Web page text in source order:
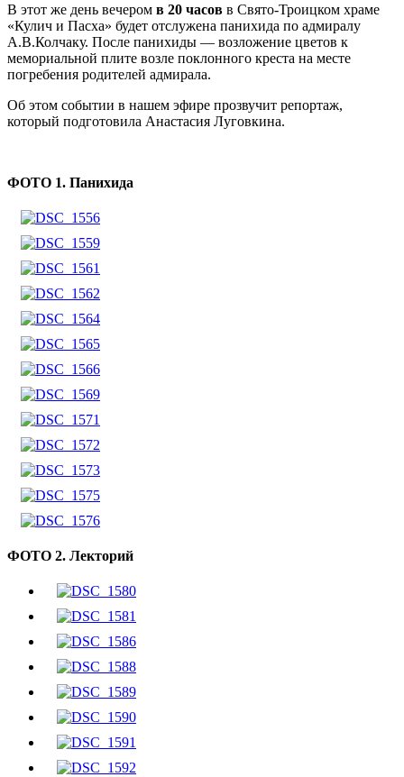
В этот же день вечером в 20 часов в Свято-Троицком храме
«Кулич и Пасха» будет отслужена панихида по адмиралу
А.В.Колчаку. После панихиды — возложение цветов к
мемориальной плите возле поклонного креста на месте
погребения родителей адмирала.
Об этом событии в нашем эфире прозвучит репортаж,
который подготовила Анастасия Луговкина.
ФОТО 1. Панихида
ФОТО 2. Лекторий